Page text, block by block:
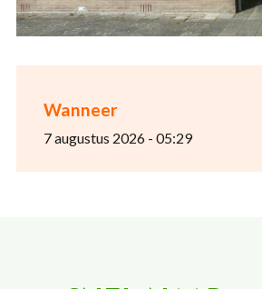
Wanneer
7 augustus 2026 - 05:29